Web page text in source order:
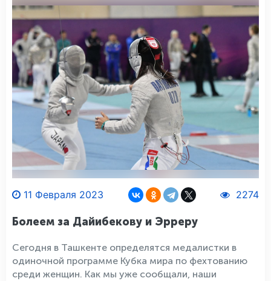
11 Февраля 2023 2274
Болеем за Дайибекову и Эрреру
Сегодня в Ташкенте определятся медалистки в
одиночной программе Кубка мира по фехтованию
среди женщин. Как мы уже сообщали, наши